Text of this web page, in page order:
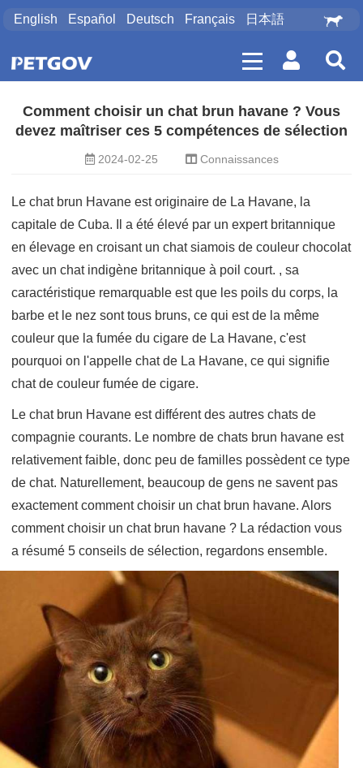
English Español Deutsch Français 日本語
Comment choisir un chat brun havane ? Vous
devez maîtriser ces 5 compétences de sélection
2024-02-25 Connaissances
Le chat brun Havane est originaire de La Havane, la
capitale de Cuba. Il a été élevé par un expert britannique
en élevage en croisant un chat siamois de couleur chocolat
avec un chat indigène britannique à poil court. , sa
caractéristique remarquable est que les poils du corps, la
barbe et le nez sont tous bruns, ce qui est de la même
couleur que la fumée du cigare de La Havane, c'est
pourquoi on l'appelle chat de La Havane, ce qui signifie
chat de couleur fumée de cigare.
Le chat brun Havane est différent des autres chats de
compagnie courants. Le nombre de chats brun havane est
relativement faible, donc peu de familles possèdent ce type
de chat. Naturellement, beaucoup de gens ne savent pas
exactement comment choisir un chat brun havane. Alors
comment choisir un chat brun havane ? La rédaction vous
a résumé 5 conseils de sélection, regardons ensemble.